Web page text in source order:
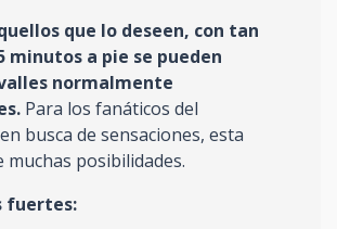
que lo deseen, con tan
minutos a pie se pueden
normalmente
Para los fanáticos del
busca de sensaciones, esta
muchas posibilidades.
fuertes: